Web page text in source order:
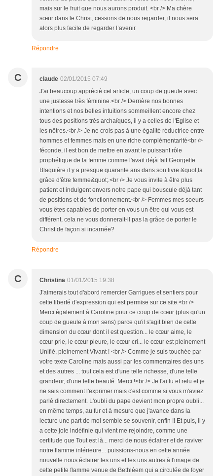
mais sur le fruit que nous aurons produit. <br /> Ma chère
sœur dans le Christ, cessons de nous regarder, il nous sera
alors plus facile de regarder l’avenir
Répondre
C claude 02/01/2015 07:49
J'ai beaucoup apprécié cet article, un coup de gueule avec
une justesse très féminine.<br /> Derrière nos bonnes
intentions et nos belles intuitions sommeillent encore chez
tous des positions très archaïques, il y a celles de l'Eglise et
les nôtres.<br /> Je ne crois pas à une égalité réductrice entre
hommes et femmes mais en une riche complémentarité<br />
féconde, il est bon de mettre en avant le puissant rôle
prophétique de la femme comme l'avait déjà fait Georgette
Blaquière il y a presque quarante ans dans son livre &quot;la
grâce d'être femme&quot;.<br /> Je vous invite à être plus
patient et indulgent envers notre pape qui bouscule déjà tant
de positions et de fonctionnement.<br /> Femmes mes soeurs
vous êtes capables de porter en vous un être qui vous est
différent, cela ne vous donnerait-il pas la grâce de porter le
Christ de façon si incarnée?
Répondre
C Christina 01/01/2015 19:38
J'aimerais tout d'abord remercier Garrigues et sentiers pour
cette liberté d'expression qui est permise sur ce site.<br />
Merci également à Caroline pour ce coup de cœur (plus qu'un
coup de gueule à mon sens) parce qu'il s'agit bien de cette
dimension du cœur dont il est question... le cœur aime, le
cœur prie, le cœur pleure, le cœur cri... le cœur est pleinement
Unifié, pleinement Vivant ! <br /> Comme je suis touchée par
votre texte Caroline mais aussi par les commentaires des uns
et des autres ... tout cela est d'une telle richesse, d'une telle
grandeur, d'une telle beauté. Merci !<br /> Je l'ai lu et relu et je
ne sais comment l'exprimer mais c'est comme si vous m'aviez
parlé directement. L'oubli du pape devient mon propre oubli...
en même temps, au fur et à mesure que j'avance dans la
lecture une part de moi semble se souvenir, enfin !! Et puis, il y
a cette joie indéfinie qui vient me rejoindre, comme une
certitude que Tout est là... merci de nous éclairer et de raviver
notre flamme intérieure... puissions-nous en cette année
nouvelle nous éclairer les uns et les uns autres à l'image de
cette petite flamme venue de Bethléem qui a circulée de foyer